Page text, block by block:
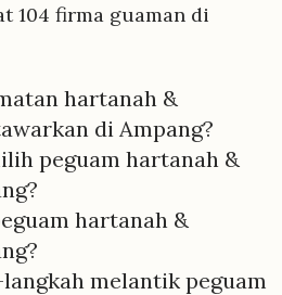
104 firma guaman di
hartanah &
di Ampang?
peguam hartanah &
hartanah &
melantik peguam